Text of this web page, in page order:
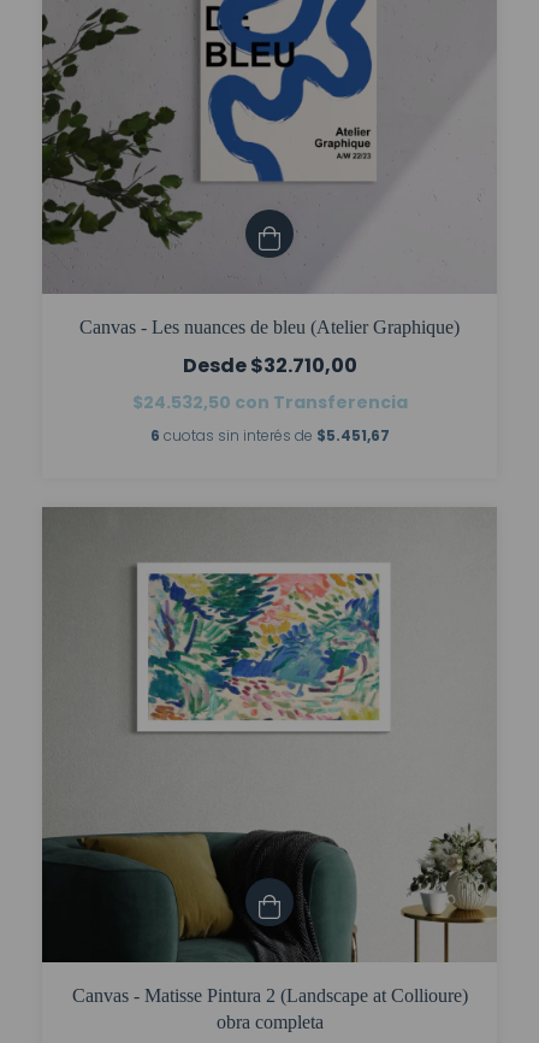
Canvas - Les nuances de bleu (Atelier Graphique)
$32.710,00
$24.532,50 con Transferencia
6 cuotas sin interés de $5.451,67
Canvas - Matisse Pintura 2 (Landscape at Collioure)
obra completa